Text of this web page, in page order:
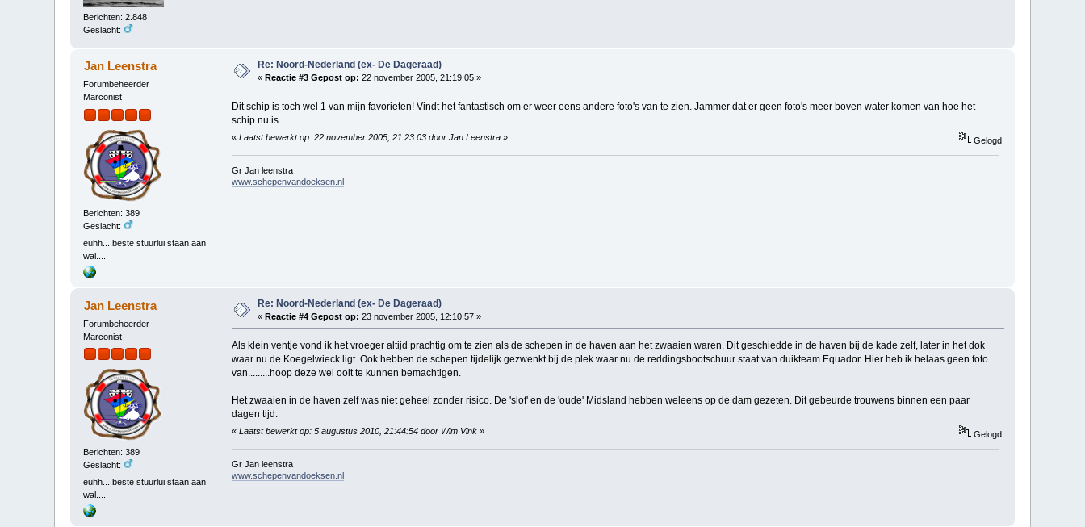
Berichten: 2.848
Geslacht:
Jan Leenstra
Forumbeheerder
Marconist
Berichten: 389
Geslacht:
euhh....beste stuurlui staan aan
wal....
Re: Noord-Nederland (ex- De Dageraad)
«Reactie #3 Gepost op: 22 november 2005, 21:19:05 »
Dit schip is toch wel 1 van mijn favorieten! Vindt het fantastisch om er weer eens andere foto's van te zien. Jammer dat er geen foto's meer boven water komen van hoe het
schip nu is.
« Laatst bewerkt op: 22 november 2005, 21:23:03 door Jan Leenstra» Gelogd
Gr Jan leenstra
www.schepenvandoeksen.nl
Jan Leenstra
Forumbeheerder
Marconist
Berichten: 389
Geslacht:
euhh....beste stuurlui staan aan
wal....
Re: Noord-Nederland (ex- De Dageraad)
«Reactie #4 Gepost op: 23 november 2005, 12:10:57 »
Als klein ventje vond ik het vroeger altijd prachtig om te zien als de schepen in de haven aan het zwaaien waren. Dit geschiedde in de haven bij de kade zelf, later in het dok
waar nu de Koegelwieck ligt. Ook hebben de schepen tijdelijk gezwenkt bij de plek waar nu de reddingsbootschuur staat van duikteam Equador. Hier heb ik helaas geen foto
van.........hoop deze wel ooit te kunnen bemachtigen.
Het zwaaien in de haven zelf was niet geheel zonder risico. De 'slof' en de 'oude' Midsland hebben weleens op de dam gezeten. Dit gebeurde trouwens binnen een paar
dagen tijd.
« Laatst bewerkt op: 5 augustus 2010, 21:44:54 door Wim Vink» Gelogd
Gr Jan leenstra
www.schepenvandoeksen.nl